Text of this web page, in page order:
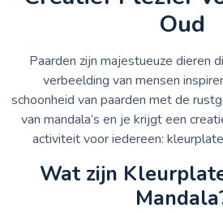
Oud
Paarden zijn majestueuze dieren
verbeelding van mensen
schoonheid van paarden met de
van mandala’s en je krijgt een
activiteit voor iedereen:
Wat zijn